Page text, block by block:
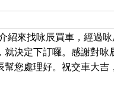
紹來找咏辰買車，經過
決定下訂囉。感謝對咏
幫您處理好。祝交車大吉